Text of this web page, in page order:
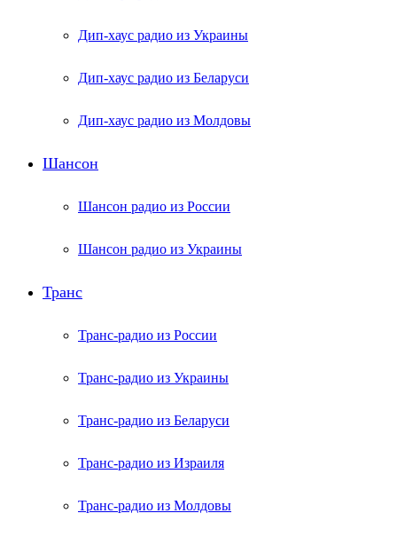
Дип-хаус радио из Украины
Дип-хаус радио из Беларуси
Дип-хаус радио из Молдовы
Шансон
Шансон радио из России
Шансон радио из Украины
Транс
Транс-радио из России
Транс-радио из Украины
Транс-радио из Беларуси
Транс-радио из Израиля
Транс-радио из Молдовы